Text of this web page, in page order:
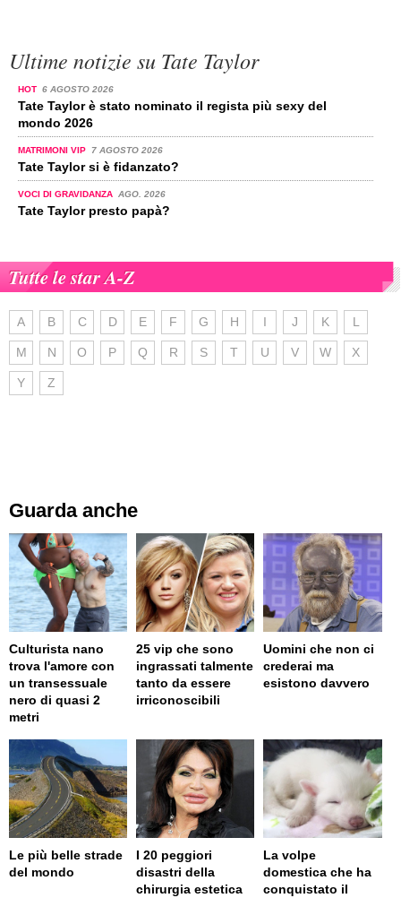
Ultime notizie su Tate Taylor
HOT 6 AGOSTO 2026
Tate Taylor è stato nominato il regista più sexy del
mondo 2026
MATRIMONI VIP 7 AGOSTO 2026
Tate Taylor si è fidanzato?
VOCI DI GRAVIDANZA AGO. 2026
Tate Taylor presto papà?
Tutte le star A-Z
A B C D E F G H I J K L
M N O P Q R S T U V W X
Y Z
Guarda anche
Culturista nano
trova l'amore con
un transessuale
nero di quasi 2
metri
25 vip che sono
ingrassati talmente
tanto da essere
irriconoscibili
Uomini che non ci
crederai ma
esistono davvero
Le più belle strade
del mondo
I 20 peggiori
disastri della
chirurgia estetica
La volpe
domestica che ha
conquistato il